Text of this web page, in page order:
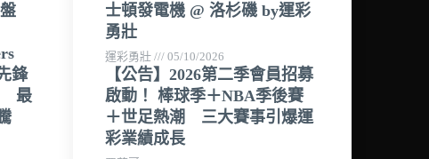
鋒
最
士頓發電機 @ 洛杉磯 by運彩
勇壯
運彩勇壯 05/10/2026
【公告】2026第二季會員招募
啟動！ 棒球季＋NBA季後賽
＋世足熱潮 三大賽事引爆運
彩業績成長